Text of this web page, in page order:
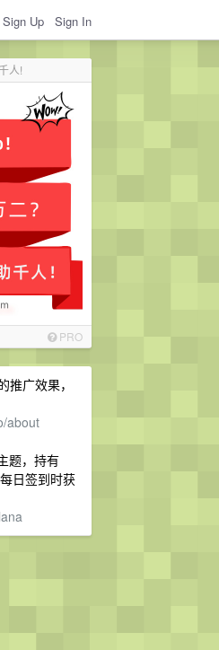
Sign Up Sign In
人!
PRO
推广效果，
about
题，持有
日签到时获